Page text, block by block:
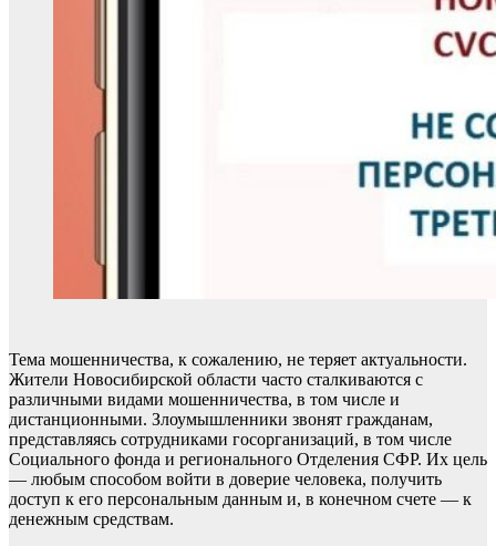
Тема мошенничества, к сожалению, не теряет актуальности.
Жители Новосибирской области часто сталкиваются с
различными видами мошенничества, в том числе и
дистанционными. Злоумышленники звонят гражданам,
представляясь сотрудниками госорганизаций, в том числе
Социального фонда и регионального Отделения СФР. Их цель
— любым способом войти в доверие человека, получить
доступ к его персональным данным и, в конечном счете — к
денежным средствам.